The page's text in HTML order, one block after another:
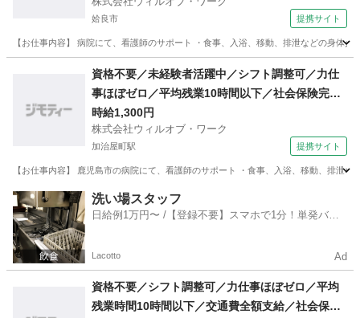
払い可/ms460101
姶良市 提携サイト
【お仕事内容】 病院にて、看護師のサポート ・食事、入浴、移動、排泄などの身体
その他
資格不要／未経験者活躍中／シフト調整可／力仕
事ほぼゼロ／平均残業10時間以下／社会保険完備
／週3日〜勤務ok／駅チカ／医療行為なし／日払
い可・週払い可/ms460101
時給1,300円
株式会社ウィルオブ・ワーク
加治屋町駅 提携サイト
【お仕事内容】 鹿児島市の病院にて、看護師のサポート ・食事、入浴、移動、排泄
鹿児島 鹿児島市 加治屋町駅
洗い場スタッフ
日給例1万円〜 /【登録不要】スマホで1分！単発バイ
Lacotto Ad
資格不要／シフト調整可／力仕事ほぼゼロ／平均
残業時間10時間以下／交通費全額支給／社会保険